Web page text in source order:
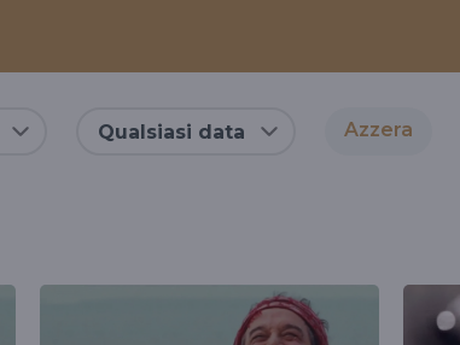
Qualsiasi data Azzera